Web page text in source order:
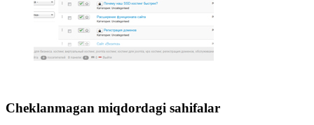
Cheklanmagan miqdordagi sahifalar